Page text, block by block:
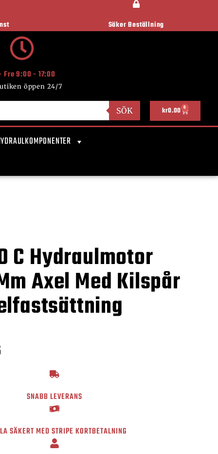
Säker Beställning
Fre 9:00 - 17:00
öppen 24/7
SÖK kr0.00 0
C Hydraulmotor
Axel Med Kilspår
SNABB LEVERANS
SÄKERT MED STRIPE KORTBETALNING